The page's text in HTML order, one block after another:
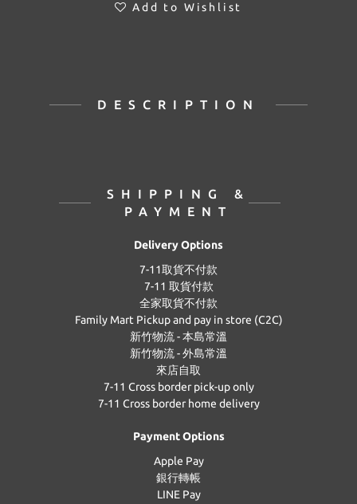
Add to Wishlist
DESCRIPTION
SHIPPING &
PAYMENT
Delivery Options
7-11取貨不付款
7-11 取貨付款
全家取貨不付款
Family Mart Pickup and pay in store (C2C)
新竹物流 - 本島常溫
新竹物流 - 外島常溫
來店自取
7-11 Cross border pick-up only
7-11 Cross border home delivery
Payment Options
Apple Pay
銀行轉帳
LINE Pay